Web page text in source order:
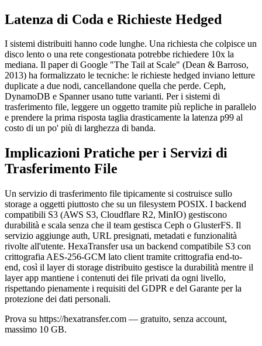
Latenza di Coda e Richieste Hedged
I sistemi distribuiti hanno code lunghe. Una richiesta che colpisce un
disco lento o una rete congestionata potrebbe richiedere 10x la
mediana. Il paper di Google "The Tail at Scale" (Dean & Barroso,
2013) ha formalizzato le tecniche: le richieste hedged inviano letture
duplicate a due nodi, cancellandone quella che perde. Ceph,
DynamoDB e Spanner usano tutte varianti. Per i sistemi di
trasferimento file, leggere un oggetto tramite più repliche in parallelo
e prendere la prima risposta taglia drasticamente la latenza p99 al
costo di un po' più di larghezza di banda.
Implicazioni Pratiche per i Servizi di
Trasferimento File
Un servizio di trasferimento file tipicamente si costruisce sullo
storage a oggetti piuttosto che su un filesystem POSIX. I backend
compatibili S3 (AWS S3, Cloudflare R2, MinIO) gestiscono
durabilità e scala senza che il team gestisca Ceph o GlusterFS. Il
servizio aggiunge auth, URL presignati, metadati e funzionalità
rivolte all'utente. HexaTransfer usa un backend compatibile S3 con
crittografia AES-256-GCM lato client tramite crittografia end-to-
end, così il layer di storage distribuito gestisce la durabilità mentre il
layer app mantiene i contenuti dei file privati da ogni livello,
rispettando pienamente i requisiti del GDPR e del Garante per la
protezione dei dati personali.
Prova su https://hexatransfer.com — gratuito, senza account,
massimo 10 GB.